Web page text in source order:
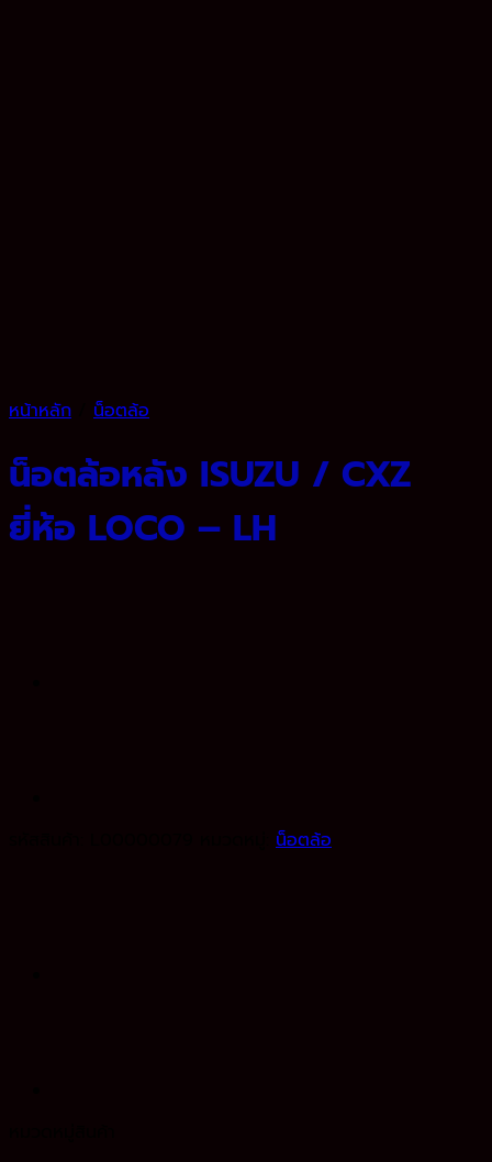
หน้าหลัก น็อตล้อ
น็อตล้อหลัง ISUZU / CXZ
ยี่ห้อ LOCO – LH
น็อตล้อ